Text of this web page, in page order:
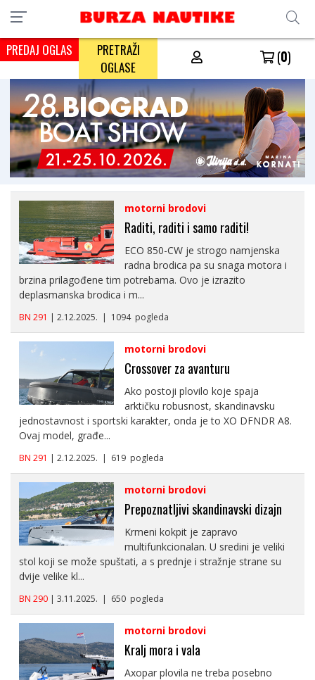
PREDAJ OGLAS
PRETRAŽI
OGLASE
(0)
motorni brodovi
Raditi, raditi i samo raditi!
ECO 850-CW je strogo namjenska
radna brodica pa su snaga motora i
brzina prilagođene tim potrebama. Ovo je izrazito
deplasmanska brodica i m...
BN 291 | 2.12.2025. | 1094 pogleda
motorni brodovi
Crossover za avanturu
Ako postoji plovilo koje spaja
arktičku robusnost, skandinavsku
jednostavnost i sportski karakter, onda je to XO DFNDR A8.
Ovaj model, građe...
BN 291 | 2.12.2025. | 619 pogleda
motorni brodovi
Prepoznatljivi skandinavski dizajn
Krmeni kokpit je zapravo
multifunkcionalan. U sredini je veliki
stol koji se može spuštati, a s prednje i stražnje strane su
dvije velike kl...
BN 290 | 3.11.2025. | 650 pogleda
motorni brodovi
Kralj mora i vala
Axopar plovila ne treba posebno